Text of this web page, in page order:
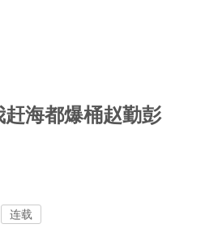
海都爆桶赵勤彭
连载